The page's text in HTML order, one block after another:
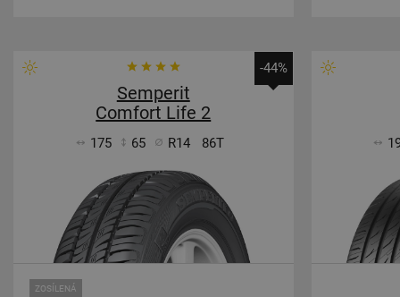
-44%
Semperit
Comfort Life 2
175 65 R14 86T
ZOSÍLENÁ